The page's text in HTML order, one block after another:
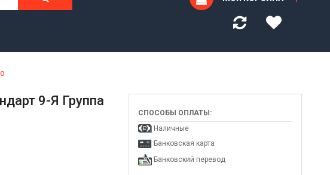
9-Я Группа
СПОСОБЫ ОПЛАТЫ:
Наличные
Банковская карта
Банковский перевод